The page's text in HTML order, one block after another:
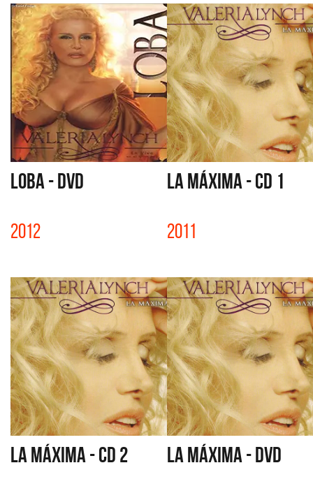
LOBA - DVD
2012
LA MÁXIMA - CD 1
2011
LA MÁXIMA - CD 2 LA MÁXIMA - DVD